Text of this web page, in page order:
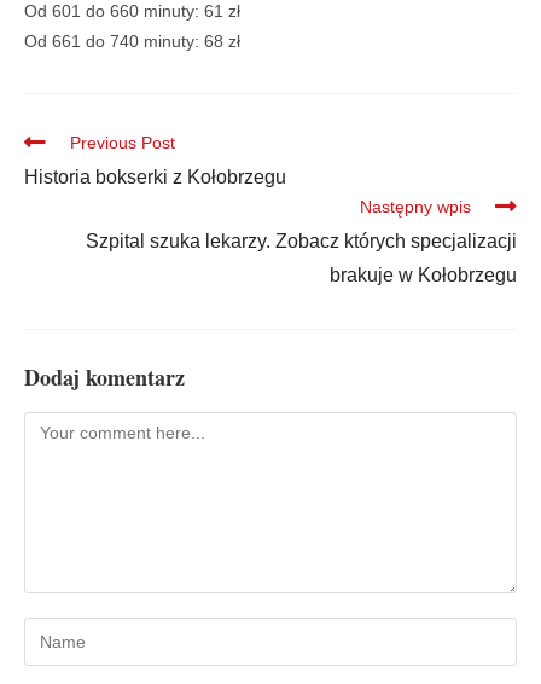
Od 601 do 660 minuty: 61 zł
Od 661 do 740 minuty: 68 zł
Previous Post
Historia bokserki z Kołobrzegu
Następny wpis
Szpital szuka lekarzy. Zobacz których specjalizacji
brakuje w Kołobrzegu
Dodaj komentarz